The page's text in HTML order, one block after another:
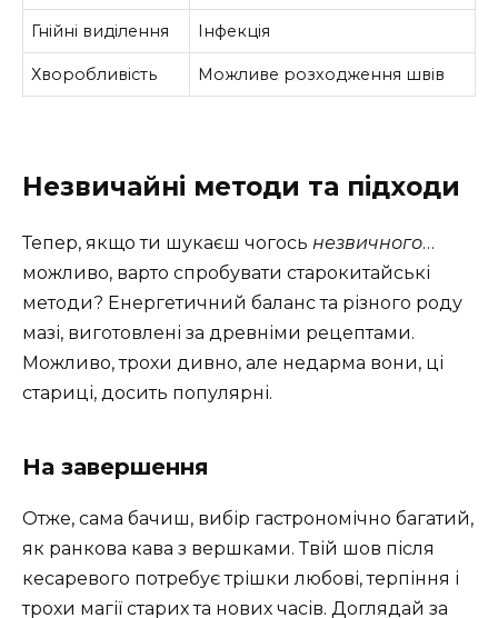
Гнійні виділення Інфекція
Хворобливість Можливе розходження швів
Незвичайні методи та підходи
Тепер, якщо ти шукаєш чогось незвичного…
можливо, варто спробувати старокитайські
методи? Енергетичний баланс та різного роду
мазі, виготовлені за древніми рецептами.
Можливо, трохи дивно, але недарма вони, ці
стариці, досить популярні.
На завершення
Отже, сама бачиш, вибір гастрономічно багатий,
як ранкова кава з вершками. Твій шов після
кесаревого потребує трішки любові, терпіння і
трохи магії старих та нових часів. Доглядай за